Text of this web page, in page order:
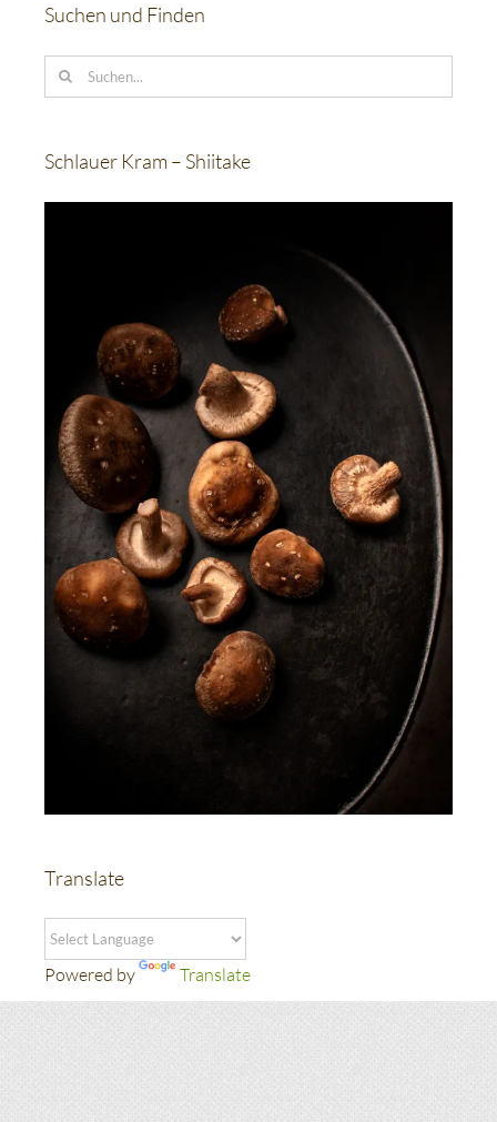
Suchen und Finden
Suche
nach:
Schlauer Kram – Shiitake
Translate
Powered by Translate